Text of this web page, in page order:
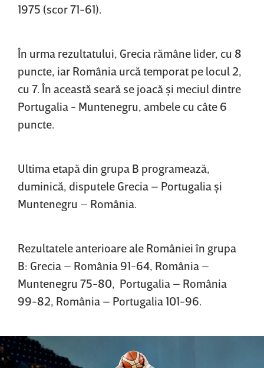
1975 (scor 71-61).
În urma rezultatului, Grecia rămâne lider, cu 8
puncte, iar România urcă temporat pe locul 2,
cu 7. În această seară se joacă şi meciul dintre
Portugalia - Muntenegru, ambele cu câte 6
puncte.
Ultima etapă din grupa B programează,
duminică, disputele Grecia – Portugalia şi
Muntenegru – România.
Rezultatele anterioare ale României în grupa
B: Grecia – România 91-64, România –
Muntenegru 75-80, Portugalia – România
99-82, România – Portugalia 101-96.